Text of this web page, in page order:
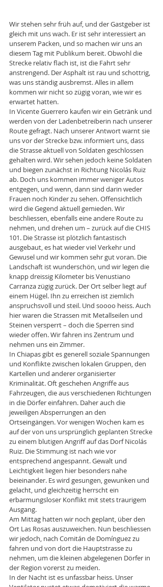
Wir stehen sehr früh auf, und der Gastgeber ist
gleich mit uns wach. Er ist sehr interessiert an
unserem Packen, und so machen wir uns an
diesem Tag mit Publikum bereit. Obwohl die
Strecke relativ flach ist, ist die Fahrt sehr
anstrengend. Der Asphalt ist rau und schottrig,
was uns ständig ausbremst. Alles in allem
kommen wir nicht so zügig voran, wie wir es
erwartet hatten.
In Vicente Guerrero kaufen wir ein Getränk und
werden von der Ladenbetreiberin nach unserer
Route gefragt. Nach unserer Antwort warnt sie
uns vor der Strecke bzw. informiert uns, dass
die Strasse aktuell von Soldaten geschlossen
gehalten wird. Wir sehen jedoch keine Soldaten
und biegen zunächst in Richtung Nicolás Ruiz
ab. Doch uns kommen immer weniger Autos
entgegen, und wenn, dann sind darin weder
Frauen noch Kinder zu sehen. Offensichtlich
wird die Gegend aktuell gemieden. Wir
beschliessen, ebenfalls eine andere Route zu
nehmen, und drehen um – zurück auf die CHIS
101. Die Strasse ist plötzlich fantastisch
ausgebaut, es hat wieder viel Verkehr und
Gewusel und wir kommen sehr gut voran. Die
Landschaft ist wunderschön, und wir legen die
knapp dreissig Kilometer bis Venustiano
Carranza zügig zurück. Der Ort selber liegt auf
einem Hügel. Ihn zu erreichen ist ziemlich
anspruchsvoll und steil. Und soooo heiss. Auch
hier waren die Strassen mit Metallseilen und
Steinen versperrt – doch die Sperren sind
wieder offen. Wir fahren ins Zentrum und
nehmen uns ein Zimmer.
In Chiapas gibt es generell soziale Spannungen
und Konflikte zwischen lokalen Gruppen, den
Kartellen und anderer organisierter
Kriminalität. Oft geschehen Angriffe aus
Fahrzeugen, die aus verschiedenen Richtungen
in die Dörfer einfahren. Daher auch die
jeweiligen Absperrungen an den
Ortseingängen. Vor wenigen Wochen kam es
auf der von uns ursprünglich geplanten Strecke
zu einem blutigen Angriff auf das Dorf Nicolás
Ruiz. Die Stimmung ist nach wie vor
entsprechend angespannt. Gewalt und
Leichtigkeit liegen hier besonders nahe
beieinander. Es wird gesungen, gewunken und
gelacht, und gleichzeitig herrscht ein
erbarmungsloser Konflikt mit stets traurigem
Ausgang.
Am Mittag hatten wir noch geplant, über den
Ort Las Rosas auszuweichen. Nun beschliessen
wir jedoch, nach Comitán de Domínguez zu
fahren und von dort die Hauptstrasse zu
nehmen, um die kleinen abgelegenen Dörfer in
der Region vorerst zu meiden.
In der Nacht ist es unfassbar heiss. Unser